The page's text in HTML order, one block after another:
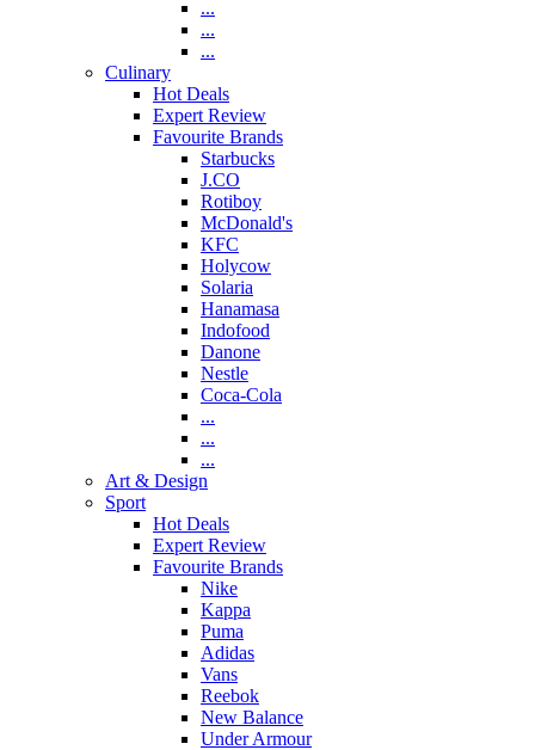
...
...
...
Culinary
Hot Deals
Expert Review
Favourite Brands
Starbucks
J.CO
Rotiboy
McDonald's
KFC
Holycow
Solaria
Hanamasa
Indofood
Danone
Nestle
Coca-Cola
...
...
...
Art & Design
Sport
Hot Deals
Expert Review
Favourite Brands
Nike
Kappa
Puma
Adidas
Vans
Reebok
New Balance
Under Armour